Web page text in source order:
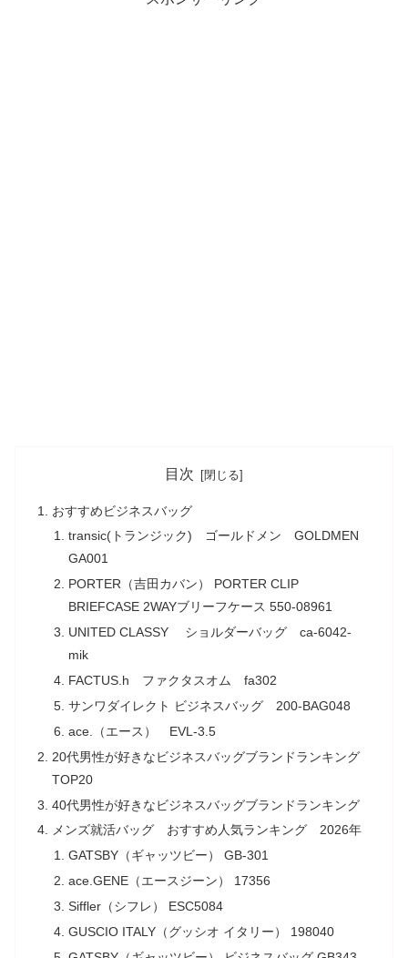
目次
おすすめビジネスバッグ
transic(トランジック) ゴールドメン GOLDMEN
GA001
PORTER（吉田カバン） PORTER CLIP
BRIEFCASE 2WAYブリーフケース 550-08961
UNITED CLASSY ショルダーバッグ ca-6042-
mik
FACTUS.h ファクタスオム fa302
サンワダイレクト ビジネスバッグ 200-BAG048
ace.（エース） EVL-3.5
20代男性が好きなビジネスバッグブランドランキング
TOP20
40代男性が好きなビジネスバッグブランドランキング
メンズ就活バッグ おすすめ人気ランキング 2026年
GATSBY（ギャッツビー） GB-301
ace.GENE（エースジーン） 17356
Siffler（シフレ） ESC5084
GUSCIO ITALY（グッシオ イタリー） 198040